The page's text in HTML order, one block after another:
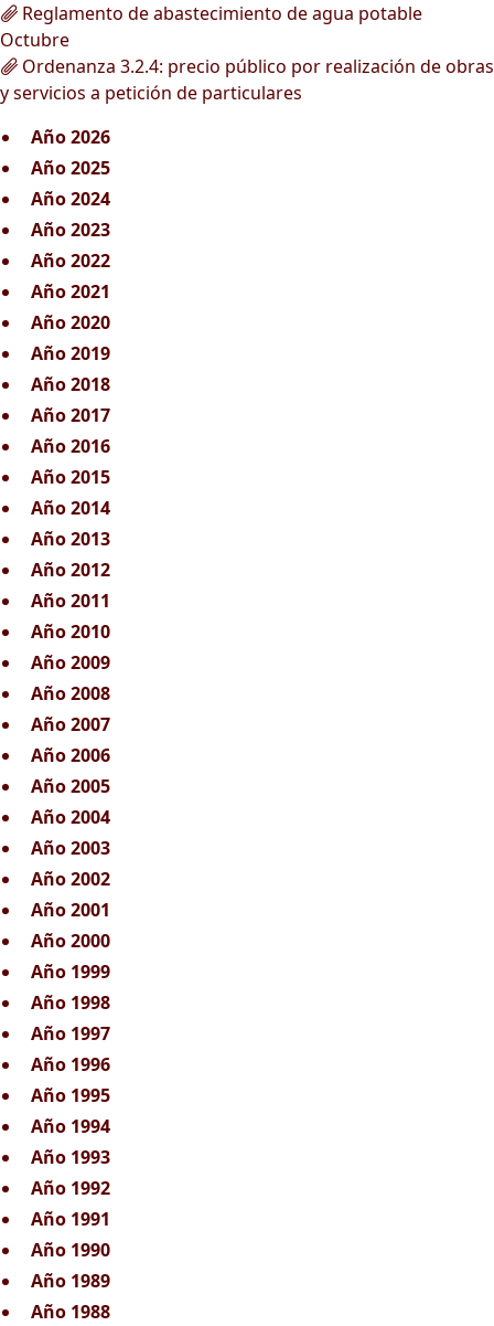
Reglamento de abastecimiento de agua potable
Octubre
Ordenanza 3.2.4: precio público por realización de obras
y servicios a petición de particulares
Año 2026
Año 2025
Año 2024
Año 2023
Año 2022
Año 2021
Año 2020
Año 2019
Año 2018
Año 2017
Año 2016
Año 2015
Año 2014
Año 2013
Año 2012
Año 2011
Año 2010
Año 2009
Año 2008
Año 2007
Año 2006
Año 2005
Año 2004
Año 2003
Año 2002
Año 2001
Año 2000
Año 1999
Año 1998
Año 1997
Año 1996
Año 1995
Año 1994
Año 1993
Año 1992
Año 1991
Año 1990
Año 1989
Año 1988